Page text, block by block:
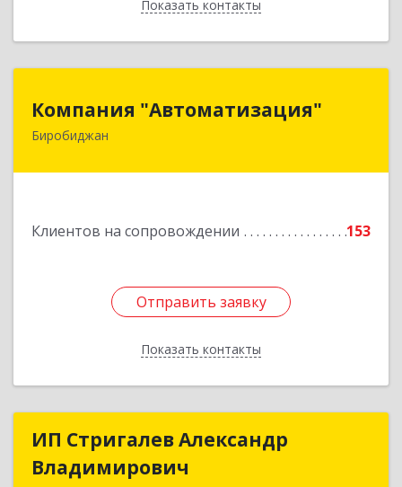
Показать контакты
Назад
Компания "Автоматизация"
Биробиджан
Клиентов на сопровождении 153
Отправить заявку
Показать контакты
679016, Еврейская Аобл, Биробиджан г,
Отправить заявку
Назад
ИП Стригалев Александр
Владимирович
ИП Стригалев Александр